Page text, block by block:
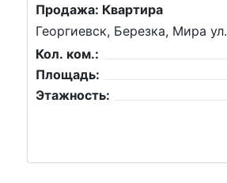
Продажа: Квартира
Георгиевск, Березка, Мира ул.
Кол. ком.:
Площадь:
Этажность: